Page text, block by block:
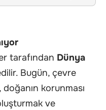
tarafından Dünya
Bugün, çevre
korunması
ve